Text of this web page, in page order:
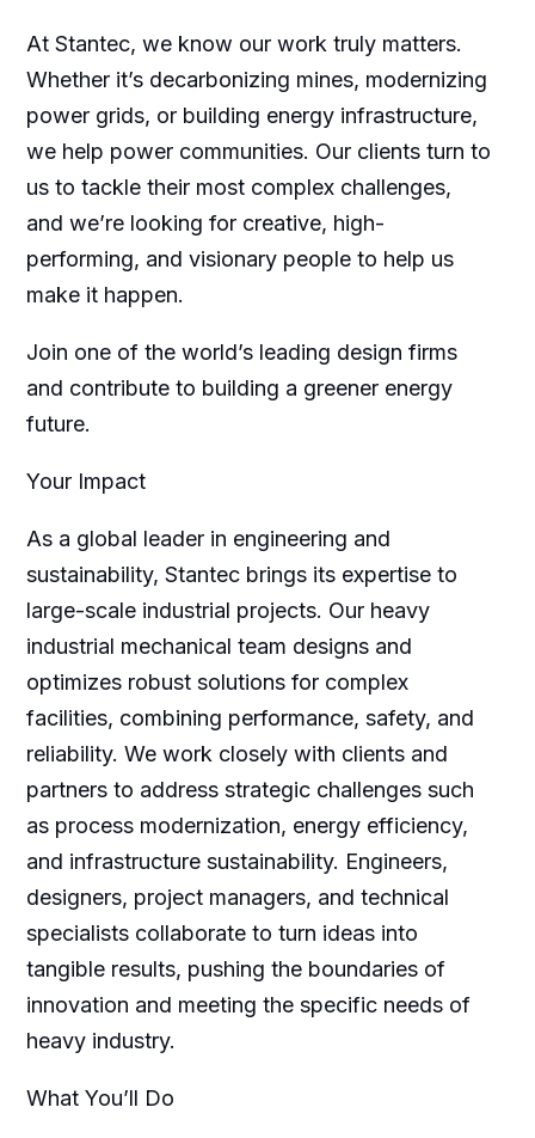
At Stantec, we know our work truly matters.
Whether it’s decarbonizing mines, modernizing
power grids, or building energy infrastructure,
we help power communities. Our clients turn to
us to tackle their most complex challenges,
and we’re looking for creative, high-
performing, and visionary people to help us
make it happen.
Join one of the world’s leading design firms
and contribute to building a greener energy
future.
Your Impact
As a global leader in engineering and
sustainability, Stantec brings its expertise to
large-scale industrial projects. Our heavy
industrial mechanical team designs and
optimizes robust solutions for complex
facilities, combining performance, safety, and
reliability. We work closely with clients and
partners to address strategic challenges such
as process modernization, energy efficiency,
and infrastructure sustainability. Engineers,
designers, project managers, and technical
specialists collaborate to turn ideas into
tangible results, pushing the boundaries of
innovation and meeting the specific needs of
heavy industry.
What You’ll Do